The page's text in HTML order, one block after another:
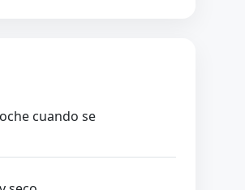
cuando se